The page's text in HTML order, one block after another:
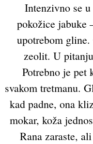
Intenzivno se
pokožice jabuke
upotrebom
zeolit. U
Potrebno je pet
svakom tretmanu.
kad padne, ona
mokar, koža
Rana zaraste,